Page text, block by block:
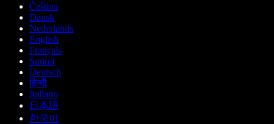
Čeština
Dansk
Nederlands
English
Français
Suomi
Deutsch
हिन्दी
Italiano
日本語
한국어